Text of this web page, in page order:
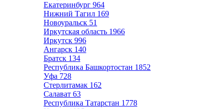
Екатеринбург 964
Нижний Тагил 169
Новоуральск 51
Иркутская область 1966
Иркутск 996
Ангарск 140
Братск 134
Республика Башкортостан 1852
Уфа 728
Стерлитамак 162
Салават 63
Республика Татарстан 1778